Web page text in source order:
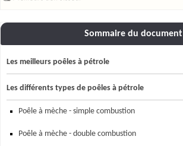
Sommaire du document
Les meilleurs poêles à pétrole
Les différents types de poêles à pétrole
Poêle à mèche - simple combustion
Poêle à mèche - double combustion